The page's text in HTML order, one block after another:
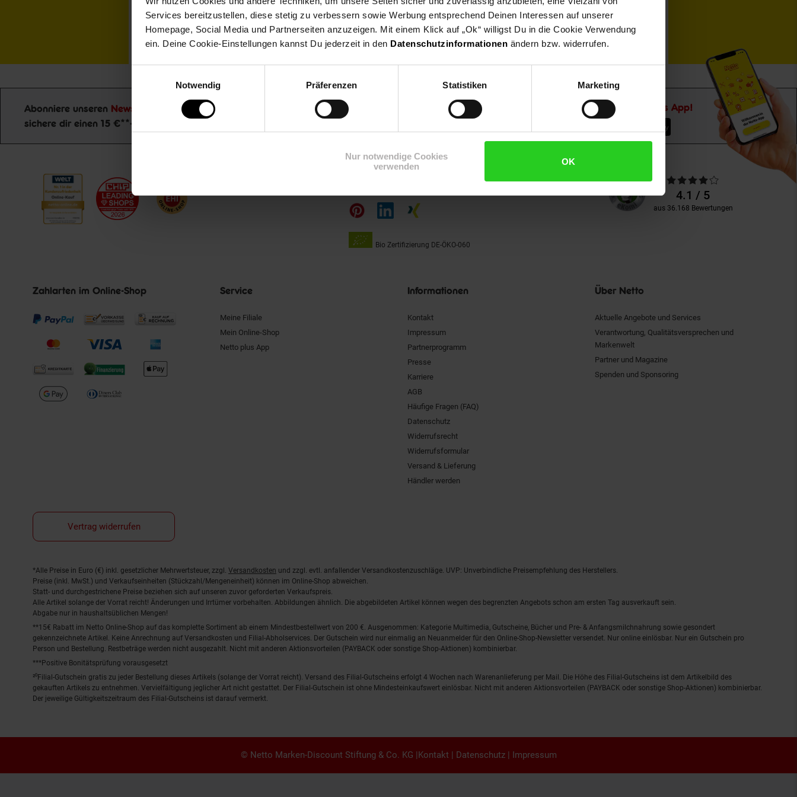
Services bereitzustellen, diese stetig zu verbessern sowie Werbung entsprechend Deinen Interessen auf unserer
Homepage, Social Media und Partnerseiten anzuzeigen. Mit einem Klick auf „Ok“ willigst Du in die Cookie Verwendung
ein. Deine Cookie-Einstellungen kannst Du jederzeit in den Datenschutzinformationen ändern bzw. widerrufen.
Notwendig
Präferenzen Statistiken Marketing
Nur notwendige Cookies
verwenden
OK
Newsletter Anmeldung
Abonniere unseren Newsletter
sichere dir einen 15 €**-Gutschein!
Gutschein
Jetzt zum Newsletter anmelden
Downloade die Netto plus App!
auf
Bio Zertifizierung DE-ÖKO-060
Kundenbewertungen
Durchschnittliche
Bewertungen4.1 / 5
aus 36.168 Bewertungen
Zahlarten im Online-Shop Service
Meine Filiale
Mein Online-Shop
Netto plus App
Informationen
Kontakt
Impressum
Partnerprogramm
Presse
Karriere
AGB
Häufige Fragen (FAQ)
Datenschutz
Widerrufsrecht
Widerrufsformular
Versand & Lieferung
Händler werden
Über Netto
Aktuelle Angebote und Services
Verantwortung, Qualitätsversprechen und
Markenwelt
Partner und Magazine
Spenden und Sponsoring
Vertrag widerrufen
Fußnoten
*Alle Preise in Euro (€) inkl. gesetzlicher Mehrwertsteuer, zzgl. Versandkosten und zzgl. evtl. anfallender Versandkostenzuschläge. UVP: Unverbindliche Preisempfehlung des Herstellers.
Preise (inkl. MwSt.) und Verkaufseinheiten (Stückzahl/Mengeneinheit) können im Online-Shop abweichen.
Statt- und durchgestrichene Preise beziehen sich auf unseren zuvor geforderten Verkaufspreis.
Alle Artikel solange der Vorrat reicht! Änderungen und Irrtümer vorbehalten. Abbildungen ähnlich. Die abgebildeten Artikel können wegen des begrenzten Angebots schon am ersten Tag ausverkauft sein.
Abgabe nur in haushaltsüblichen Mengen!
**15€ Rabatt im Netto Online-Shop auf das komplette Sortiment ab einem Mindestbestellwert von 200 €. Ausgenommen: Kategorie Multimedia, Gutscheine, Bücher und Pre- & Anfangsmilchnahrung sowie gesondert
gekennzeichnete Artikel. Keine Anrechnung auf Versandkosten und Filial-Abholservices. Der Gutschein wird nur einmalig an Neuanmelder für den Online-Shop-Newsletter versendet. Nur online einlösbar. Nur ein Gutschein pro
Person und Bestellung. Restbeträge werden nicht ausgezahlt. Nicht mit anderen Aktionsvorteilen (PAYBACK oder sonstige Shop-Aktionen) kombinierbar.
***Positive Bonitätsprüfung vorausgesetzt
²⁰Filial-Gutschein gratis zu jeder Bestellung dieses Artikels (solange der Vorrat reicht). Versand des Filial-Gutscheins erfolgt 4 Wochen nach Warenanlieferung per Mail. Die Höhe des Filial-Gutscheins ist dem Artikelbild des
gekauften Artikels zu entnehmen. Vervielfältigung jeglicher Art nicht gestattet. Der Filial-Gutschein ist ohne Mindesteinkaufswert einlösbar. Nicht mit anderen Aktionsvorteilen (PAYBACK oder sonstige Shop-Aktionen) kombinierbar.
Der jeweilige Gültigkeitszeitraum des Filial-Gutscheins ist darauf vermerkt.
© Netto Marken-Discount Stiftung & Co. KG |Kontakt | Datenschutz| Impressum